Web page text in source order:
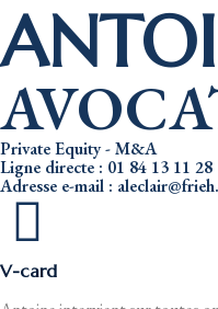
Private Equity - M&A
Ligne directe : 01 84 13 11 28
Adresse e-mail :
V-card